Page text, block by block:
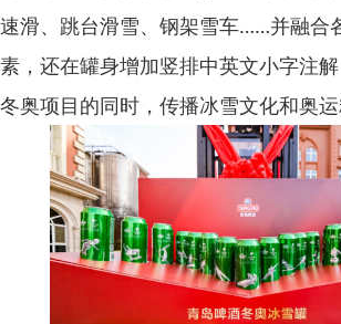
速滑、跳台滑雪、钢架雪车……并融合
素，还在罐身增加竖排中英文小字注
冬奥项目的同时，传播冰雪文化和奥运